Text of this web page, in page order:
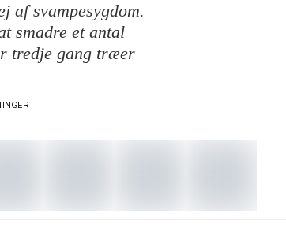
af svampesygdom.
smadre et antal
tredje gang træer